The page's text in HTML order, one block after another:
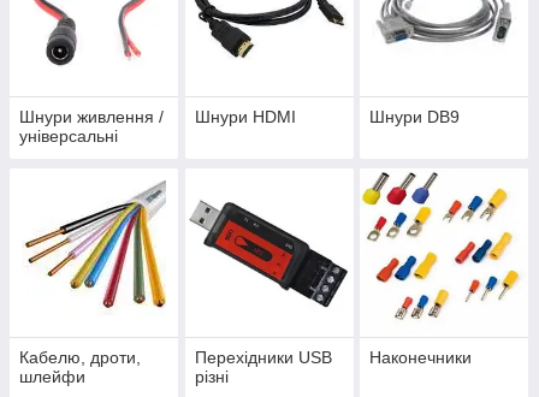
Шнури живлення /
універсальні
Шнури HDMI Шнури DB9
Кабелю, дроти,
шлейфи
Перехідники USB
різні
Наконечники